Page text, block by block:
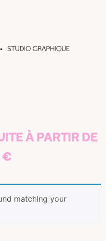
À PARTIR DE
€
matching your